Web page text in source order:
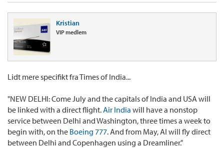
Kristian
VIP medlem
Lidt mere specifikt fra Times of India...
"NEW DELHI: Come July and the capitals of India and USA will
be linked with a direct flight.Air India will have a nonstop
service between Delhi and Washington, three times a week to
begin with, on the Boeing 777. And from May, AI will fly direct
between Delhi and Copenhagen using a Dreamliner."